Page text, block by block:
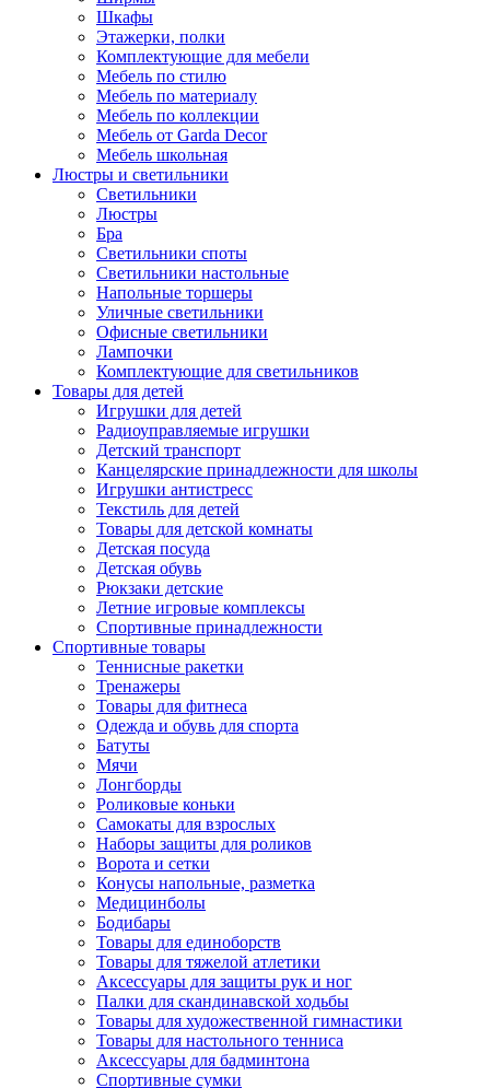
Шкафы
Этажерки, полки
Комплектующие для мебели
Мебель по стилю
Мебель по материалу
Мебель по коллекции
Мебель от Garda Decor
Мебель школьная
Люстры и светильники
Светильники
Люстры
Бра
Светильники споты
Светильники настольные
Напольные торшеры
Уличные светильники
Офисные светильники
Лампочки
Комплектующие для светильников
Товары для детей
Игрушки для детей
Радиоуправляемые игрушки
Детский транспорт
Канцелярские принадлежности для школы
Игрушки антистресс
Текстиль для детей
Товары для детской комнаты
Детская посуда
Детская обувь
Рюкзаки детские
Летние игровые комплексы
Спортивные принадлежности
Спортивные товары
Теннисные ракетки
Тренажеры
Товары для фитнеса
Одежда и обувь для спорта
Батуты
Мячи
Лонгборды
Роликовые коньки
Самокаты для взрослых
Наборы защиты для роликов
Ворота и сетки
Конусы напольные, разметка
Медицинболы
Бодибары
Товары для единоборств
Товары для тяжелой атлетики
Аксессуары для защиты рук и ног
Палки для скандинавской ходьбы
Товары для художественной гимнастики
Товары для настольного тенниса
Аксессуары для бадминтона
Спортивные сумки